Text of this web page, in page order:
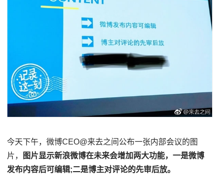
今天下午，微博CEO@来去之间公布一张内部会议的图
片，
图片显示新浪微博在未来会增加两大功能，一是微博
发布内容后可编辑;二是博主对评论的先审后放。